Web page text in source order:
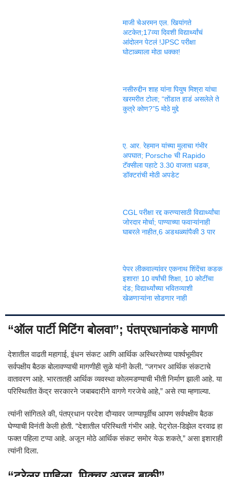
माजी चेअरमन एल. खियांगते
अटकेत;17व्या दिवशी विद्यार्थ्यांचं
आंदोलन पेटलं !JPSC परीक्षा
घोटाळ्याला मोठा धक्का!
नसीरुद्दीन शाह यांना पियुष मिश्रा यांचा
खरमरीत टोला; “तोंडात हाडं असलेले ते
कुत्रे कोण?”5 मोठे मुद्दे
ए. आर. रेहमान यांच्या मुलाचा गंभीर
अपघात; Porsche ची Rapido
टॅक्सीला पहाटे 3.30 वाजता धडक,
डॉक्टरांची मोठी अपडेट
CGL परीक्षा रद्द करण्यासाठी विद्यार्थ्यांचा
जोरदार मोर्चा; पाण्याच्या फवाऱ्यांनाही
घाबरले नाहीत,6 अडथळ्यांपैकी 3 पार
पेपर लीकवाल्यांवर एकनाथ शिंदेंचा कडक
इशारा! 10 वर्षांची शिक्षा, 10 कोटींचा
दंड; विद्यार्थ्यांच्या भवितव्याशी
खेळणाऱ्यांना सोडणार नाही
“ऑल पार्टी मिटिंग बोलवा”; पंतप्रधानांकडे मागणी
देशातील वाढती महागाई, इंधन संकट आणि आर्थिक अस्थिरतेच्या पार्श्वभूमीवर
सर्वपक्षीय बैठक बोलावण्याची मागणीही सुळे यांनी केली. “जगभर आर्थिक संकटाचे
वातावरण आहे. भारतातही आर्थिक व्यवस्था कोलमडण्याची भीती निर्माण झाली आहे. या
परिस्थितीत केंद्र सरकारने जबाबदारीने वागणे गरजेचे आहे,” असे त्या म्हणाल्या.
त्यांनी सांगितले की, पंतप्रधान परदेश दौऱ्यावर जाण्यापूर्वीच आपण सर्वपक्षीय बैठक
घेण्याची विनंती केली होती. “देशातील परिस्थिती गंभीर आहे. पेट्रोल-डिझेल दरवाढ हा
फक्त पहिला टप्पा आहे. अजून मोठे आर्थिक संकट समोर येऊ शकते,” असा इशाराही
त्यांनी दिला.